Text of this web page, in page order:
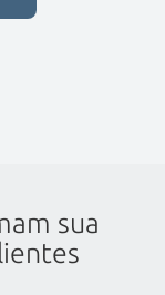
sua